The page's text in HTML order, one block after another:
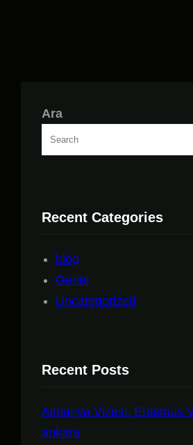
Ara
Recent Categories
blog
Genel
Uncategorized
Recent Posts
Almanya Vizesi, Erasmus
ankara